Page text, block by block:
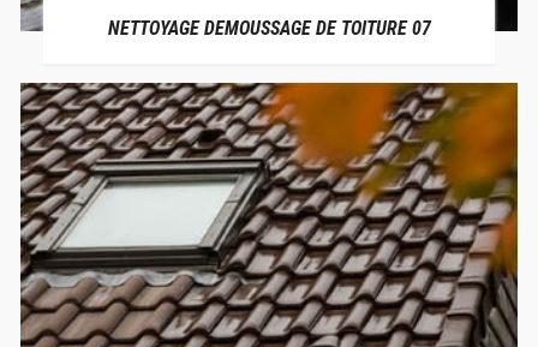
NETTOYAGE DEMOUSSAGE DE TOITURE 07